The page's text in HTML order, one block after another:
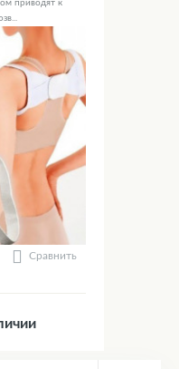
приводят к
Сравнить